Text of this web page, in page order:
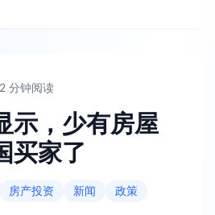
2 分钟阅读
示，少有房屋
买家了
房产投资 新闻 政策